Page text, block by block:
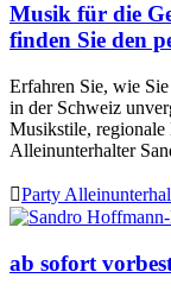
Musik für die
finden Sie den
Erfahren Sie, wie
in der Schweiz
Musikstile, regionale
Alleinunterhalter
Party
ab sofort